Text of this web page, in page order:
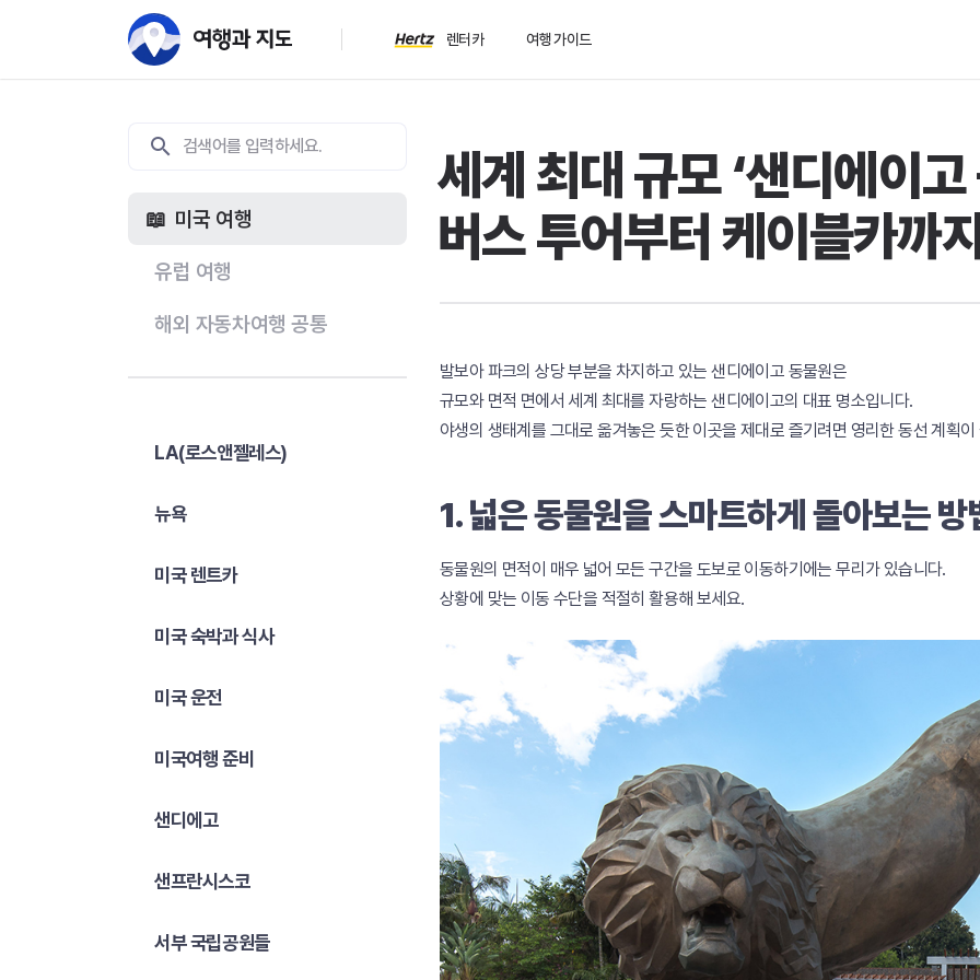
렌터카 여행 가이드
미국 여행
유럽 여행
해외 자동차여행 공통
LA(로스앤젤레스)
뉴욕
미국 렌트카
미국 숙박과 식사
미국 운전
미국여행 준비
샌디에고
샌프란시스코
서부 국립공원들
세계 최대 규모 ‘샌디에이
버스 투어부터 케이블카까
발보아 파크의 상당 부분을 차지하고 있는 샌디에이고 동물원은
규모와 면적 면에서 세계 최대를 자랑하는 샌디에이고의 대표 명소입니다.
야생의 생태계를 그대로 옮겨놓은 듯한 이곳을 제대로 즐기려면 영리한 동선 계획
1. 넓은 동물원을 스마트하게 돌아보는 방
동물원의 면적이 매우 넓어 모든 구간을 도보로 이동하기에는 무리가 있습니다.
상황에 맞는 이동 수단을 적절히 활용해 보세요.